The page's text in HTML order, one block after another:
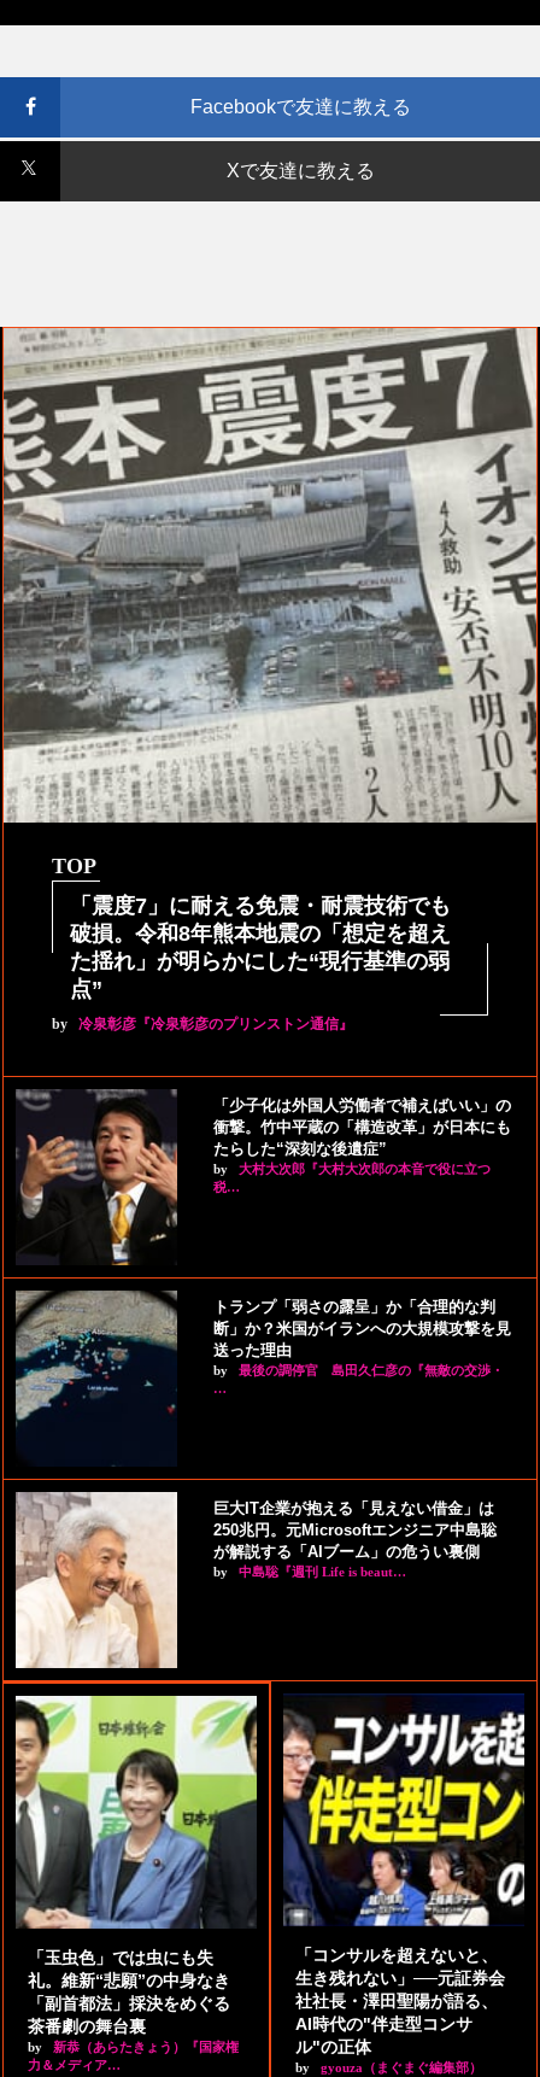
Facebookで友達に教える
Xで友達に教える
TOP
「震度7」に耐える免震・耐震技術でも
破損。令和8年熊本地震の「想定を超え
た揺れ」が明らかにした“現行基準の弱
点”
by 冷泉彰彦『冷泉彰彦のプリンストン通信』
「少子化は外国人労働者で補えばいい」の
衝撃。竹中平蔵の「構造改革」が日本にも
たらした“深刻な後遺症”
by
大村大次郎『大村大次郎の本音で役に立つ
税…
トランプ「弱さの露呈」か「合理的な判
断」か？米国がイランへの大規模攻撃を見
送った理由
by
最後の調停官 島田久仁彦の『無敵の交渉・
…
巨大IT企業が抱える「見えない借金」は
250兆円。元Microsoftエンジニア中島聡
が解説する「AIブーム」の危うい裏側
by 中島聡『週刊 Life is beaut…
「玉虫色」では虫にも失
礼。維新“悲願”の中身なき
「副首都法」採決をめぐる
茶番劇の舞台裏
by
新恭（あらたきょう）『国家権
力＆メディア…
「コンサルを超えないと、
生き残れない」──元証券会
社社長・澤田聖陽が語る、
AI時代の"伴走型コンサ
ル"の正体
by gyouza（まぐまぐ編集部）